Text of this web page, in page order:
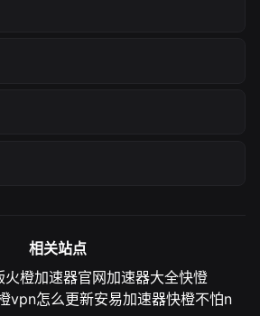
相关站点
火橙加速器官网加速器大全快憕
vpn怎么更新安易加速器快橙不怕n